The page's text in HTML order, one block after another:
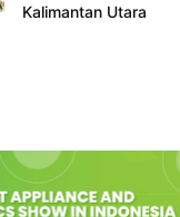
Kalimantan Utara